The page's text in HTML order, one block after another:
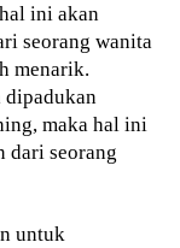
ini akan
seorang wanita
menarik.
dipadukan
maka hal ini
dari seorang
untuk